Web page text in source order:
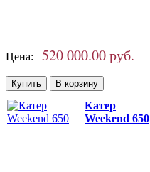
Цена: 520 000.00 руб.
Катер
Weekend 650